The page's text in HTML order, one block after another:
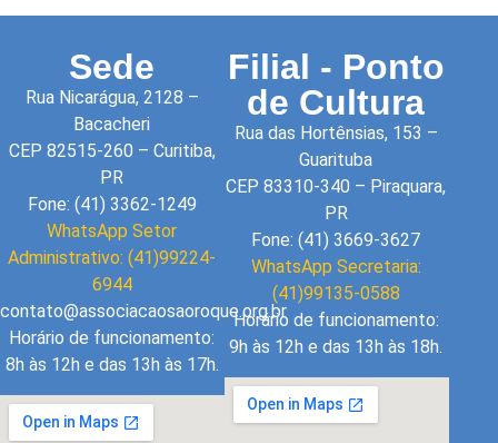
Sede
Rua Nicarágua, 2128 –
Bacacheri
CEP 82515-260 – Curitiba,
PR
Fone: (41) 3362-1249
WhatsApp Setor
Administrativo: (41)99224-
6944
contato@associacaosaoroque.org.br
Horário de funcionamento:
8h às 12h e das 13h às 17h.
Filial - Ponto
de Cultura
Rua das Hortênsias, 153 –
Guarituba
CEP 83310-340 – Piraquara,
PR
Fone: (41) 3669-3627
WhatsApp Secretaria:
(41)99135-0588
Horário de funcionamento:
9h às 12h e das 13h às 18h.